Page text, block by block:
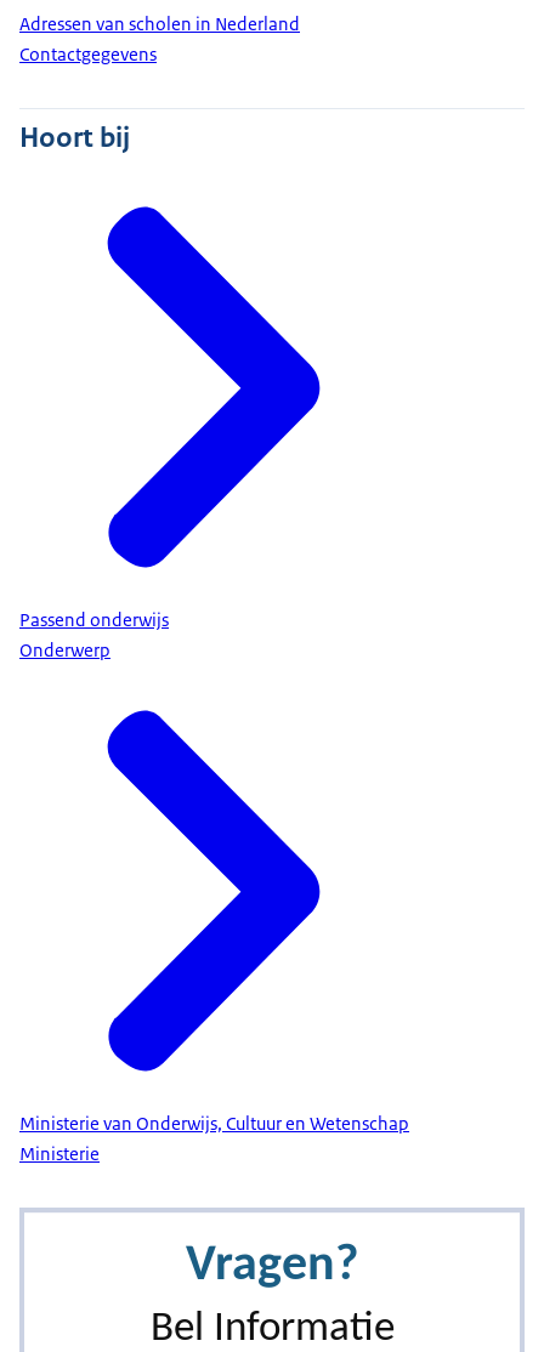
Adressen van scholen in Nederland
Contactgegevens
Hoort bij
Passend onderwijs
Onderwerp
Ministerie van Onderwijs, Cultuur en Wetenschap
Ministerie